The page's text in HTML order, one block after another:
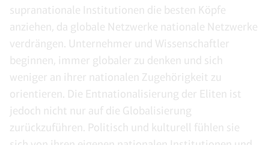
supranationale Institutionen die besten Köpfe
anziehen, da globale Netzwerke nationale Netzwerke
verdrängen. Unternehmer und Wissenschaftler
beginnen, immer globaler zu denken und sich
weniger an ihrer nationalen Zugehörigkeit zu
orientieren. Die Entnationalisierung der Eliten ist
jedoch nicht nur auf die Globalisierung
zurückzuführen. Politisch und kulturell fühlen sie